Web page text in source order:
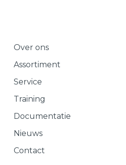
Over ons
Assortiment
Service
Training
Documentatie
Nieuws
Contact